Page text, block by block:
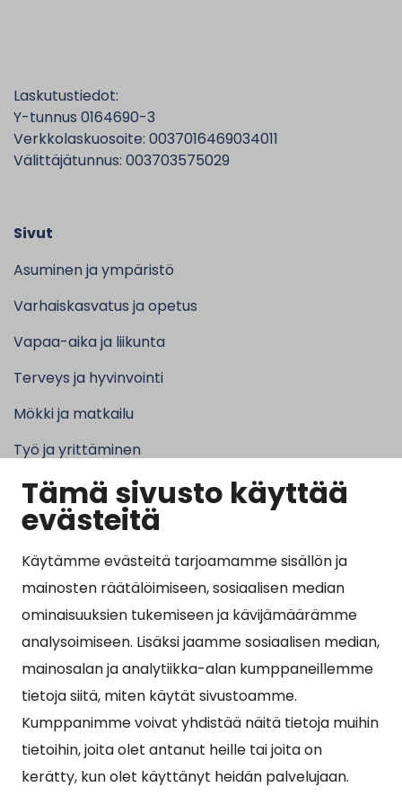
Tämä sivusto käyttää
evästeitä
Käytämme evästeitä tarjoamamme sisällön ja
mainosten räätälöimiseen, sosiaalisen median
ominaisuuksien tukemiseen ja kävijämäärämme
analysoimiseen. Lisäksi jaamme sosiaalisen median,
mainosalan ja analytiikka-alan kumppaneillemme
tietoja siitä, miten käytät sivustoamme.
Kumppanimme voivat yhdistää näitä tietoja muihin
tietoihin, joita olet antanut heille tai joita on
kerätty, kun olet käyttänyt heidän palvelujaan.
Laskutustiedot:
Y-tunnus 0164690-3
Verkkolaskuosoite: 0037016469034011
Välittäjätunnus: 003703575029
Sivut
Asuminen ja ympäristö
Varhaiskasvatus ja opetus
Vapaa-aika ja liikunta
Terveys ja hyvinvointi
Mökki ja matkailu
Työ ja yrittäminen
Kunta ja hallinto
Suosituimmat sivut
Esityslistat, pöytäkirjat, viranhaltijapäätökset ja
kuulutukset
Tietoa ja ohjeistusta koronavirukseen liittyen
Asiointipiste
Sähköinen asiointi
Yhteydenotto